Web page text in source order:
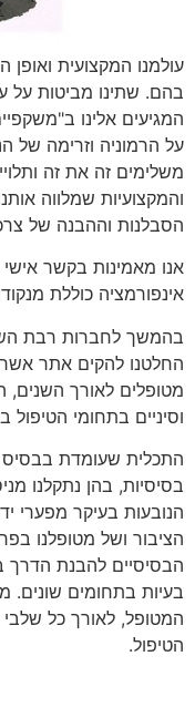
עולמנו המקצועית
בהם. שתינו מביטות על
המגיעים אלינו
על הרמוניה וזרימה של
משלימים זה את זה
והמקצועיות שמלווה
הסבלנות וההבנה של
אנו מאמינות בקשר
אינפורמציה כוללת
בהמשך לחברות רבת
החלטנו להקים אתר
מטופלים לאורך השנים,
וסיניים בתחומי
התכלית שעומדת
בסיסיות, בהן נתקלנו
הנובעות בעיקר מפערי
הציבור ושל מטופלנו
הבסיסיים להבנת הדרך
בעיות בתחומים שונים.
המטופל, לאורך כל
הטיפול.